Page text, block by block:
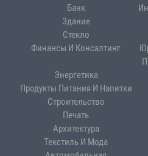
Банк
Здание
Стекло
Финансы И Консалтинг
Энергетика
Продукты Питания И Напитки
Строительство
Печать
Архитектура
Текстиль И Мода